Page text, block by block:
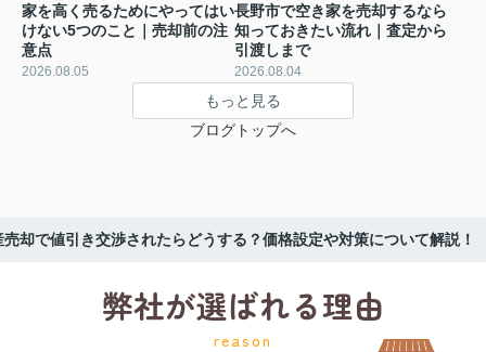
家を高く売るためにやってはい
けない5つのこと｜売却前の注
意点
2026.08.05
長野市で空き家を売却するなら
知っておきたい流れ｜査定から
引渡しまで
2026.08.04
もっと見る
ブログトップへ
売却で値引き交渉されたらどうする？価格設定や対策について解説！
弊社が選ばれる理由
reason